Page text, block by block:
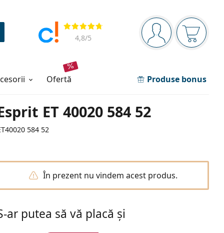
Panou de navigare
Sunteți logat
Coșul
Opinii
4,8/5
ofertă Produse bonus
ET 40020 584 52
584 52
În prezent nu vindem acest produs.
ar putea să vă placă și